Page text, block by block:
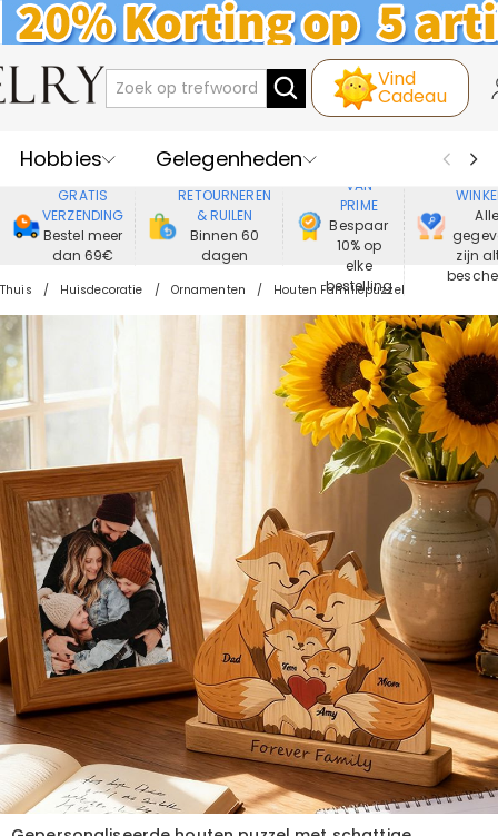
Vind
Cadeau
Hobbies
Gelegenheden
Recipienten
Best Verkochte
Nieuwe
Juwelen
Wonen&Leven
GRATIS
VERZENDING
Bestel meer
dan 69€
RETOURNEREN
& RUILEN
Binnen 60
dagen
VAN
PRIME
Bespaar
10% op
elke
bestelling
Alle
zijn
Thuis Huisdecoratie Ornamenten Houten Familiepuzzel